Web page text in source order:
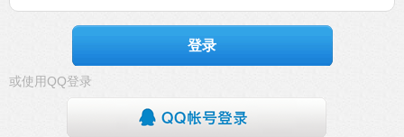
登录
或使用QQ登录